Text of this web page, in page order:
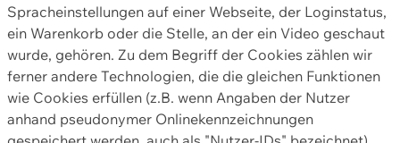
Spracheinstellungen auf einer Webseite, der Loginstatus,
ein Warenkorb oder die Stelle, an der ein Video geschaut
wurde, gehören. Zu dem Begriff der Cookies zählen wir
ferner andere Technologien, die die gleichen Funktionen
wie Cookies erfüllen (z.B. wenn Angaben der Nutzer
anhand pseudonymer Onlinekennzeichnungen